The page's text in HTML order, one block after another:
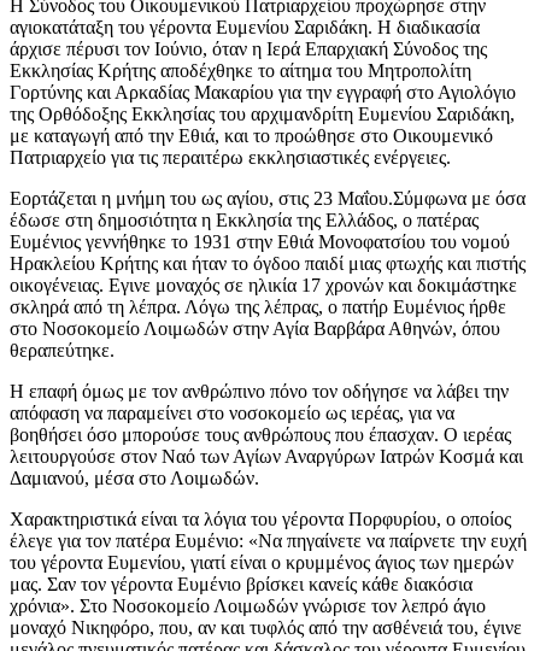
Η Σύνοδος του Οικουμενικού Πατριαρχείου προχώρησε στην
αγιοκατάταξη του γέροντα Ευμενίου Σαριδάκη. Η διαδικασία
άρχισε πέρυσι τον Ιούνιο, όταν η Ιερά Επαρχιακή Σύνοδος της
Εκκλησίας Κρήτης αποδέχθηκε το αίτημα του Μητροπολίτη
Γορτύνης και Αρκαδίας Μακαρίου για την εγγραφή στο Αγιολόγιο
της Ορθόδοξης Εκκλησίας του αρχιμανδρίτη Ευμενίου Σαριδάκη,
με καταγωγή από την Εθιά, και το προώθησε στο Οικουμενικό
Πατριαρχείο για τις περαιτέρω εκκλησιαστικές ενέργειες.
Εορτάζεται η μνήμη του ως αγίου, στις 23 Μαΐου.Σύμφωνα με όσα
έδωσε στη δημοσιότητα η Εκκλησία της Ελλάδος, ο πατέρας
Ευμένιος γεννήθηκε το 1931 στην Εθιά Μονοφατσίου του νομού
Ηρακλείου Κρήτης και ήταν το όγδοο παιδί μιας φτωχής και πιστής
οικογένειας. Εγινε μοναχός σε ηλικία 17 χρονών και δοκιμάστηκε
σκληρά από τη λέπρα. Λόγω της λέπρας, ο πατήρ Ευμένιος ήρθε
στο Νοσοκομείο Λοιμωδών στην Αγία Βαρβάρα Αθηνών, όπου
θεραπεύτηκε.
Η επαφή όμως με τον ανθρώπινο πόνο τον οδήγησε να λάβει την
απόφαση να παραμείνει στο νοσοκομείο ως ιερέας, για να
βοηθήσει όσο μπορούσε τους ανθρώπους που έπασχαν. Ο ιερέας
λειτουργούσε στον Ναό των Αγίων Αναργύρων Ιατρών Κοσμά και
Δαμιανού, μέσα στο Λοιμωδών.
Χαρακτηριστικά είναι τα λόγια του γέροντα Πορφυρίου, ο οποίος
έλεγε για τον πατέρα Ευμένιο: «Να πηγαίνετε να παίρνετε την ευχή
του γέροντα Ευμενίου, γιατί είναι ο κρυμμένος άγιος των ημερών
μας. Σαν τον γέροντα Ευμένιο βρίσκει κανείς κάθε διακόσια
χρόνια». Στο Νοσοκομείο Λοιμωδών γνώρισε τον λεπρό άγιο
μοναχό Νικηφόρο, που, αν και τυφλός από την ασθένειά του, έγινε